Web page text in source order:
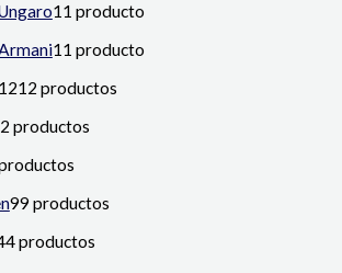
11 producto
11 producto
12 productos
productos
99 productos
4 productos